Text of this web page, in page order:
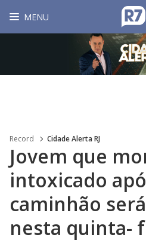
MENU
Record Cidade Alerta RJ
Jovem que
intoxicado
caminhão
nesta quinta-